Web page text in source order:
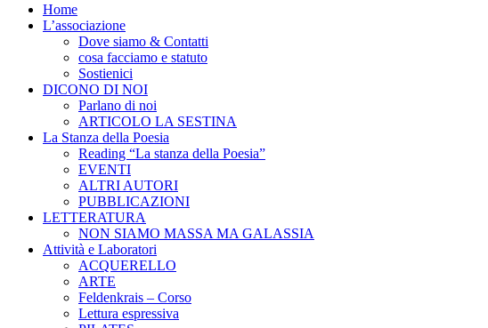
Home
L’associazione
Dove siamo & Contatti
cosa facciamo e statuto
Sostienici
DICONO DI NOI
Parlano di noi
ARTICOLO LA SESTINA
La Stanza della Poesia
Reading “La stanza della Poesia”
EVENTI
ALTRI AUTORI
PUBBLICAZIONI
LETTERATURA
NON SIAMO MASSA MA GALASSIA
Attività e Laboratori
ACQUERELLO
ARTE
Feldenkrais – Corso
Lettura espressiva